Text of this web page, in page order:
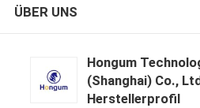
ÜBER UNS
Hongum
(Shanghai) Co.,
Herstellerprofil